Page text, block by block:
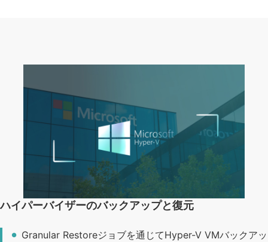
ハイパーバイザーのバックアップと復元
Granular Restoreジョブを通じてHyper-V VMバックアッ